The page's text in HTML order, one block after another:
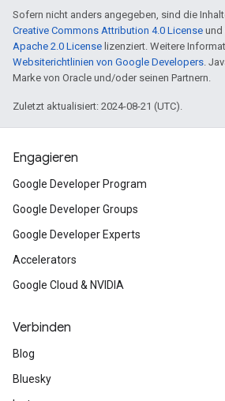
Sofern nicht anders angegeben, sind die
Creative Commons Attribution 4.0 License und
Apache 2.0 License lizenziert. Weitere
Websiterichtlinien von Google Developers.
Marke von Oracle und/oder seinen Partnern.
Zuletzt aktualisiert: 2024-08-21 (UTC).
Engagieren
Google Developer Program
Google Developer Groups
Google Developer Experts
Accelerators
Google Cloud & NVIDIA
Verbinden
Blog
Bluesky